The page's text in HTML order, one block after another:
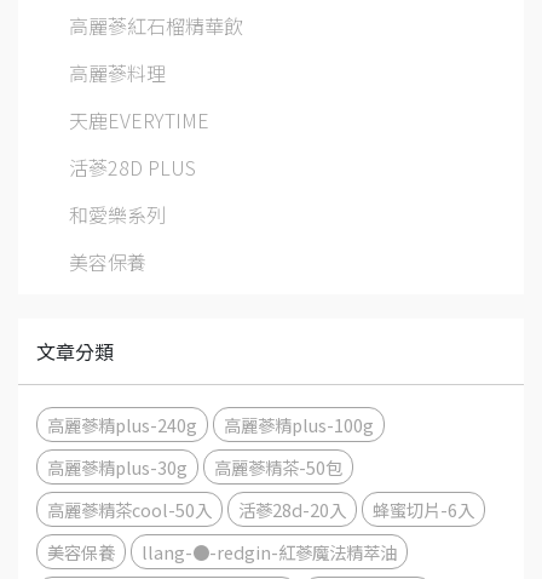
高麗蔘紅石榴精華飲
高麗蔘料理
天鹿EVERYTIME
活蔘28D PLUS
和愛樂系列
美容保養
文章分類
高麗蔘精plus-240g
高麗蔘精plus-100g
高麗蔘精plus-30g
高麗蔘精茶-50包
高麗蔘精茶cool-50入
活蔘28d-20入
蜂蜜切片-6入
美容保養
llang-●-redgin-紅蔘魔法精萃油